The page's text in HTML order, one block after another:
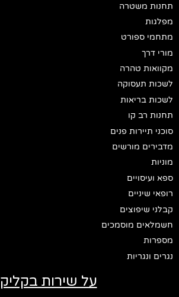
תחנות משטרה
מפלגות
מתחמי ספורט
מורי דרך
מקוואות טהרה
לשכות תעסוקה
לשכות בריאות
תחנות רב קו
סוכני תיירות פנים
מדבירים מורשים
מוניות
ספא ועיסויים
רופאי שיניים
קבלני שיפוצים
חשמלאים מוסמכים
מספרות
נגרים ונגריות
על שירות בקליק: